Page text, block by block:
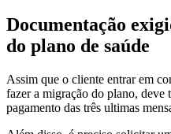
Documentação
do plano de saúde
Assim que o cliente entrar em
fazer a migração do plano, deve
pagamento das três ultimas